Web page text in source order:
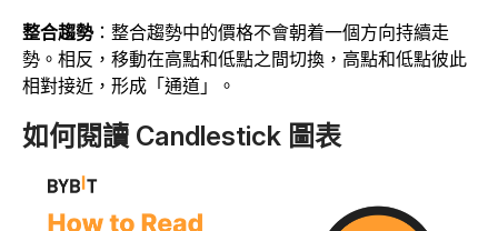
整合趨勢：整合趨勢中的價格不會朝着一個方向持續走
勢。相反，移動在高點和低點之間切換，高點和低點彼此
相對接近，形成「通道」。
如何閱讀 Candlestick 圖表